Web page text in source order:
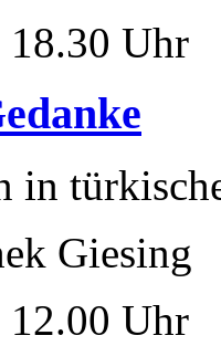
18.30 Uhr
in
Giesing
12.00 Uhr